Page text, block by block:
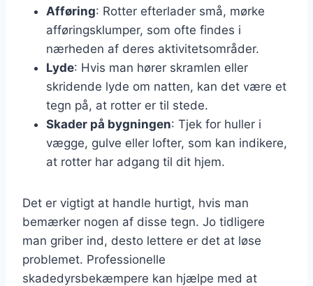
Afføring: Rotter efterlader små, mørke
afføringsklumper, som ofte findes i
nærheden af deres aktivitetsområder.
Lyde: Hvis man hører skramlen eller
skridende lyde om natten, kan det være et
tegn på, at rotter er til stede.
Skader på bygningen: Tjek for huller i
vægge, gulve eller lofter, som kan indikere,
at rotter har adgang til dit hjem.
Det er vigtigt at handle hurtigt, hvis man
bemærker nogen af disse tegn. Jo tidligere
man griber ind, desto lettere er det at løse
problemet. Professionelle
skadedyrsbekæmpere kan hjælpe med at